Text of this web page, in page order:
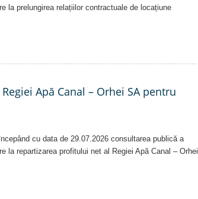
la prelungirea relațiilor contractuale de locațiune
Apă Canal – Orhei SA pentru
cu data de 29.07.2026 consultarea publică a
la repartizarea profitului net al Regiei Apă Canal – Orhei